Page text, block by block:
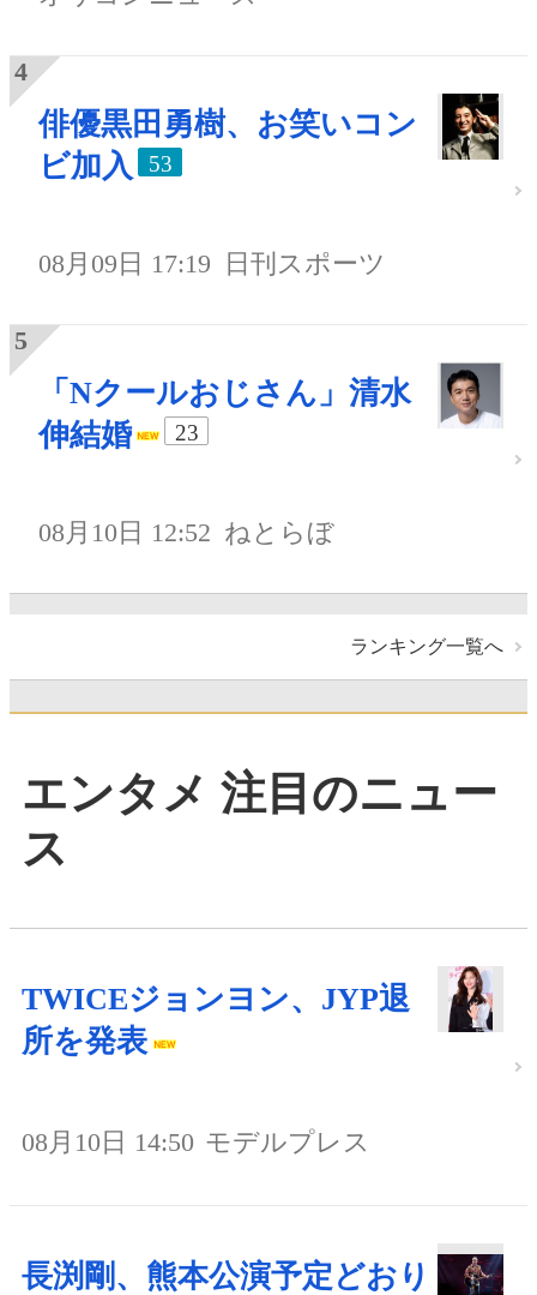
俳優黒田勇樹、お笑いコン
ビ加入
53
08月09日 17:19 日刊スポーツ
「Nクールおじさん」清水
伸結婚
23
08月10日 12:52 ねとらぼ
ランキング一覧へ
エンタメ 注目のニュー
ス
TWICEジョンヨン、JYP退
所を発表
08月10日 14:50 モデルプレス
長渕剛、熊本公演予定どおり